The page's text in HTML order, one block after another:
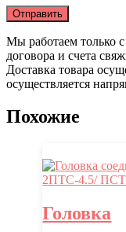
Мы работаем только с
договора и счета
Доставка товара
осуществляется
Похожие
Головка